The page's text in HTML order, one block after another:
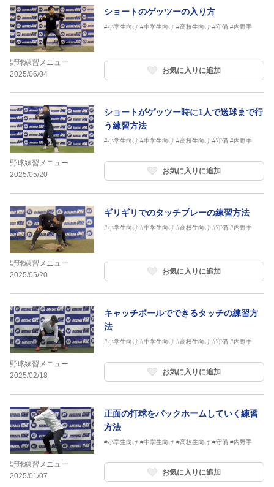
野球練習メニュー
2025/06/04
ショートのゲッツーの入り方
#小学生向け #中学生向け #高校生向け #守備 #内野手
お気に入りに追加
野球練習メニュー
2025/05/20
ショートがゲッツー時に1人で送球まで行
う練習方法
#小学生向け #中学生向け #高校生向け #守備 #内野手
お気に入りに追加
野球練習メニュー
2025/05/20
ギリギリでのタッチプレーの練習方法
#小学生向け #中学生向け #高校生向け #守備 #内野手
お気に入りに追加
野球練習メニュー
2025/02/18
キャッチボールでできるタッチの練習方
法
#小学生向け #中学生向け #高校生向け #守備 #内野手
お気に入りに追加
野球練習メニュー
2025/01/07
正面の打球をバックホームしていく練習
方法
#小学生向け #中学生向け #高校生向け #守備 #内野手
お気に入りに追加